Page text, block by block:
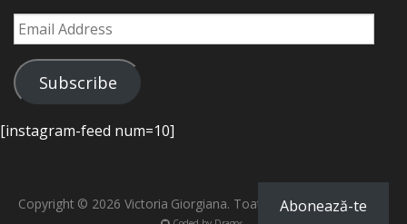
Email
Address
Subscribe
[instagram-feed num=10]
Copyright © 2026 Victoria Giorgiana. Toate drepturile rezervate.
Abonează-te